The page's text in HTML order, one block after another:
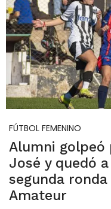
FÚTBOL FEMENINO
Alumni golpeó
José y quedó
segunda
Amateur